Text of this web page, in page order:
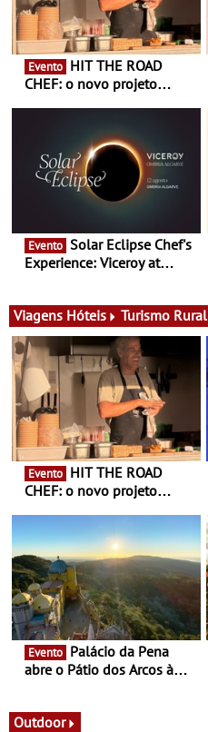
Evento
CHEF: o novo projeto
conceito gastronómico
itinerante que percorre
Portugal
Evento
Experience: Viceroy at
exclusiva
Viagens Hóteis Turismo Rural
Evento
CHEF: o novo projeto
Queiroz Ribeiro - Um novo
conceito gastronómico
itinerante que percorre
Portugal
Evento
abre o Pátio dos Arcos à
Outdoor